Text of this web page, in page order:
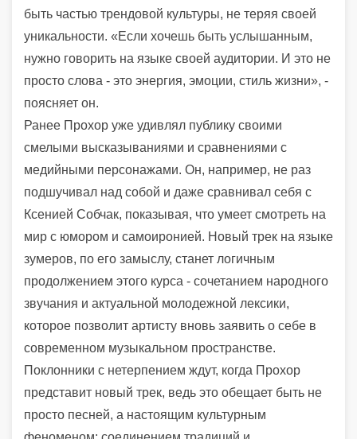
быть частью трендовой культуры, не теряя своей
уникальности. «Если хочешь быть услышанным,
нужно говорить на языке своей аудитории. И это не
просто слова - это энергия, эмоции, стиль жизни», -
поясняет он.
Ранее Прохор уже удивлял публику своими
смелыми высказываниями и сравнениями с
медийными персонажами. Он, например, не раз
подшучивал над собой и даже сравнивал себя с
Ксенией Собчак, показывая, что умеет смотреть на
мир с юмором и самоиронией. Новый трек на языке
зумеров, по его замыслу, станет логичным
продолжением этого курса - сочетанием народного
звучания и актуальной молодежной лексики,
которое позволит артисту вновь заявить о себе в
современном музыкальном пространстве.
Поклонники с нетерпением ждут, когда Прохор
представит новый трек, ведь это обещает быть не
просто песней, а настоящим культурным